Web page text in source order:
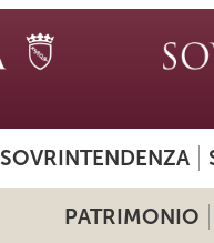
SOVRINTENDENZA
PATRIMONIO